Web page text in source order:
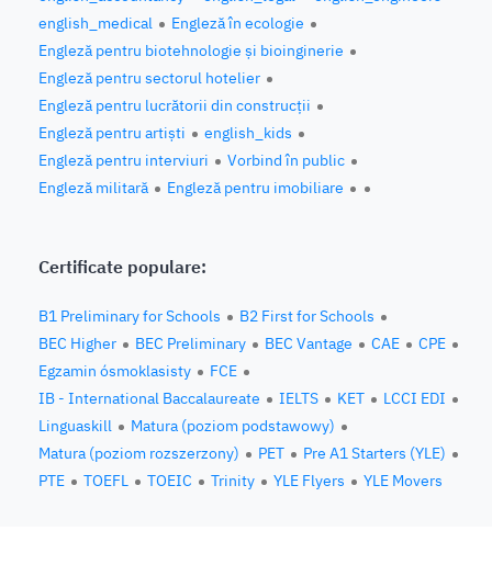
english_medical
Engleză în ecologie
Engleză pentru biotehnologie și bioinginerie
Engleză pentru sectorul hotelier
Engleză pentru lucrătorii din construcții
Engleză pentru artiști
english_kids
Engleză pentru interviuri
Vorbind în public
Engleză militară
Engleză pentru imobiliare
Certificate populare:
B1 Preliminary for Schools
B2 First for Schools
BEC Higher
BEC Preliminary BEC Vantage CAE
CPE
Egzamin ósmoklasisty
FCE
IB - International Baccalaureate
IELTS KET
LCCI EDI
Linguaskill
Matura (poziom podstawowy)
Matura (poziom rozszerzony)
PET
Pre A1 Starters (YLE)
PTE
TOEFL TOEIC Trinity YLE Flyers YLE Movers